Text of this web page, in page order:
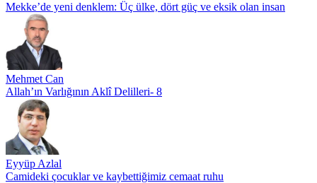
Mekke’de yeni denklem: Üç ülke, dört güç ve eksik olan insan
Mehmet Can
Allah’ın Varlığının Aklî Delilleri- 8
Eyyüp Azlal
Camideki çocuklar ve kaybettiğimiz cemaat ruhu